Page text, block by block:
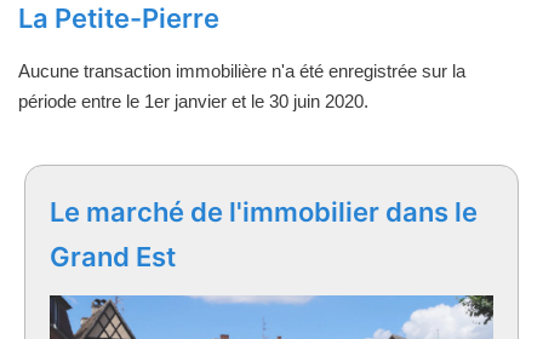
La Petite-Pierre
Aucune transaction immobilière n'a été enregistrée sur la
période entre le 1er janvier et le 30 juin 2020.
Le marché de l'immobilier dans le
Grand Est